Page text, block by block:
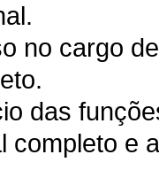
no cargo
das
completo e